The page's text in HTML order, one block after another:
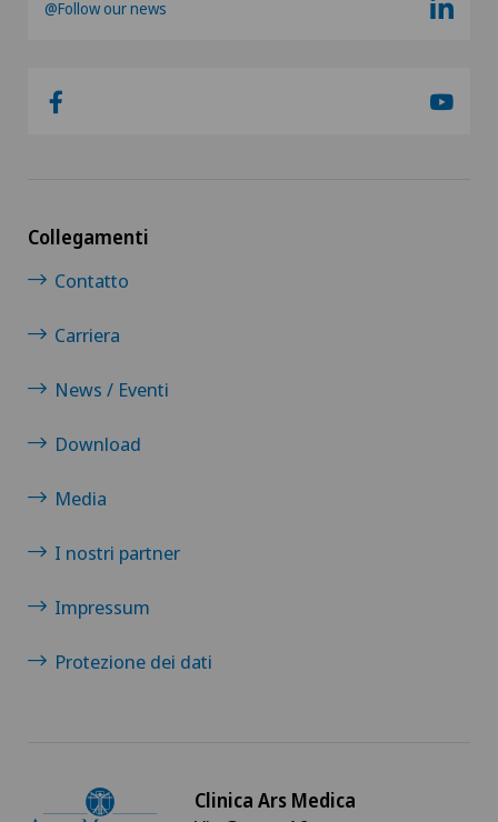
@Follow our news
Collegamenti
Contatto
Carriera
News / Eventi
Download
Media
I nostri partner
Impressum
Protezione dei dati
Clinica Ars Medica